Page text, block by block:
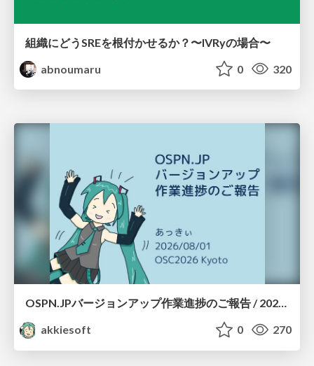
組織にどうSREを根付かせるか？〜IVRyの場合〜
abnoumaru
0 320
OSPN.JPバージョンアップ作業進捗のご報告 / 20260801-osc26kyoto
akkiesoft
0 270